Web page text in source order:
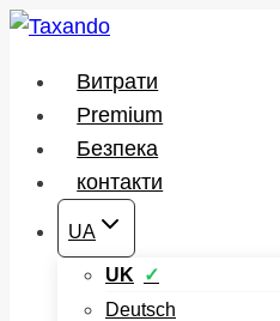
Перейти
вмісту
Витрати
Premium
Безпека
контакти
UA
UK
Deutsch